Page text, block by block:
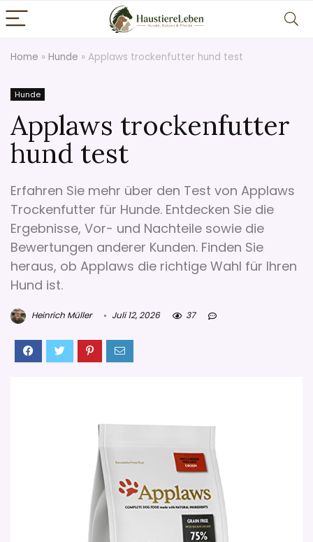
Home » Hunde » Applaws trockenfutter hund test
Hunde
Applaws trockenfutter
hund test
Erfahren Sie mehr über den Test von Applaws
Trockenfutter für Hunde. Entdecken Sie die
Ergebnisse, Vor- und Nachteile sowie die
Bewertungen anderer Kunden. Finden Sie
heraus, ob Applaws die richtige Wahl für Ihren
Hund ist.
Heinrich Müller Juli 12, 2026 37